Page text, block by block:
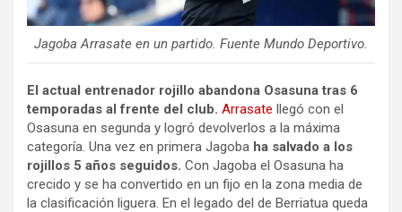
Jagoba Arrasate en un partido. Fuente Mundo Deportivo.
El actual entrenador rojillo abandona Osasuna tras 6
temporadas al frente del club. Arrasate llegó con el
Osasuna en segunda y logró devolverlos a la máxima
categoría. Una vez en primera Jagoba ha salvado a los
rojillos 5 años seguidos. Con Jagoba el Osasuna ha
crecido y se ha convertido en un fijo en la zona media de
la clasificación liguera. En el legado del de Berriatua queda